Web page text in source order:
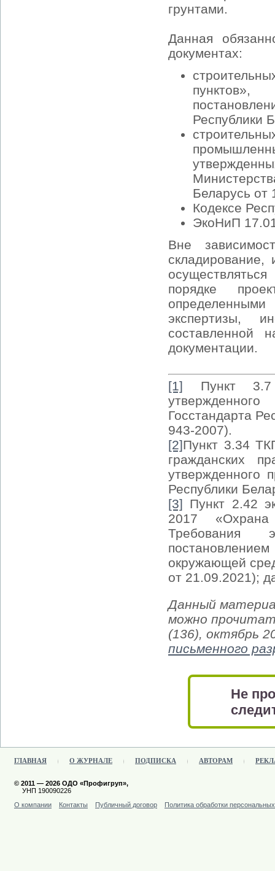
грунтами.
Данная
документах:
Республики
Беларусь от
Кодексе
ЭкоНиП
Вне
порядке
экспертизы,
составленной
документации.
[1] Пункт 3.7
Госстандарта
943-2007).
[2]Пункт 3.34
гражданских
утвержденного
Республики
[3] Пункт 2.42
2017
Требования
окружающей
от 21.09.2021);
Данный
можно
(136), октябрь
письменного
Не
ГЛАВНАЯ О ЖУРНАЛЕ ПОДПИСКА АВТОРАМ
© 2011 — 2026 ОДО «Профигруп»,
УНП 190090226
О компании
Контакты Публичный договор Политика обработки